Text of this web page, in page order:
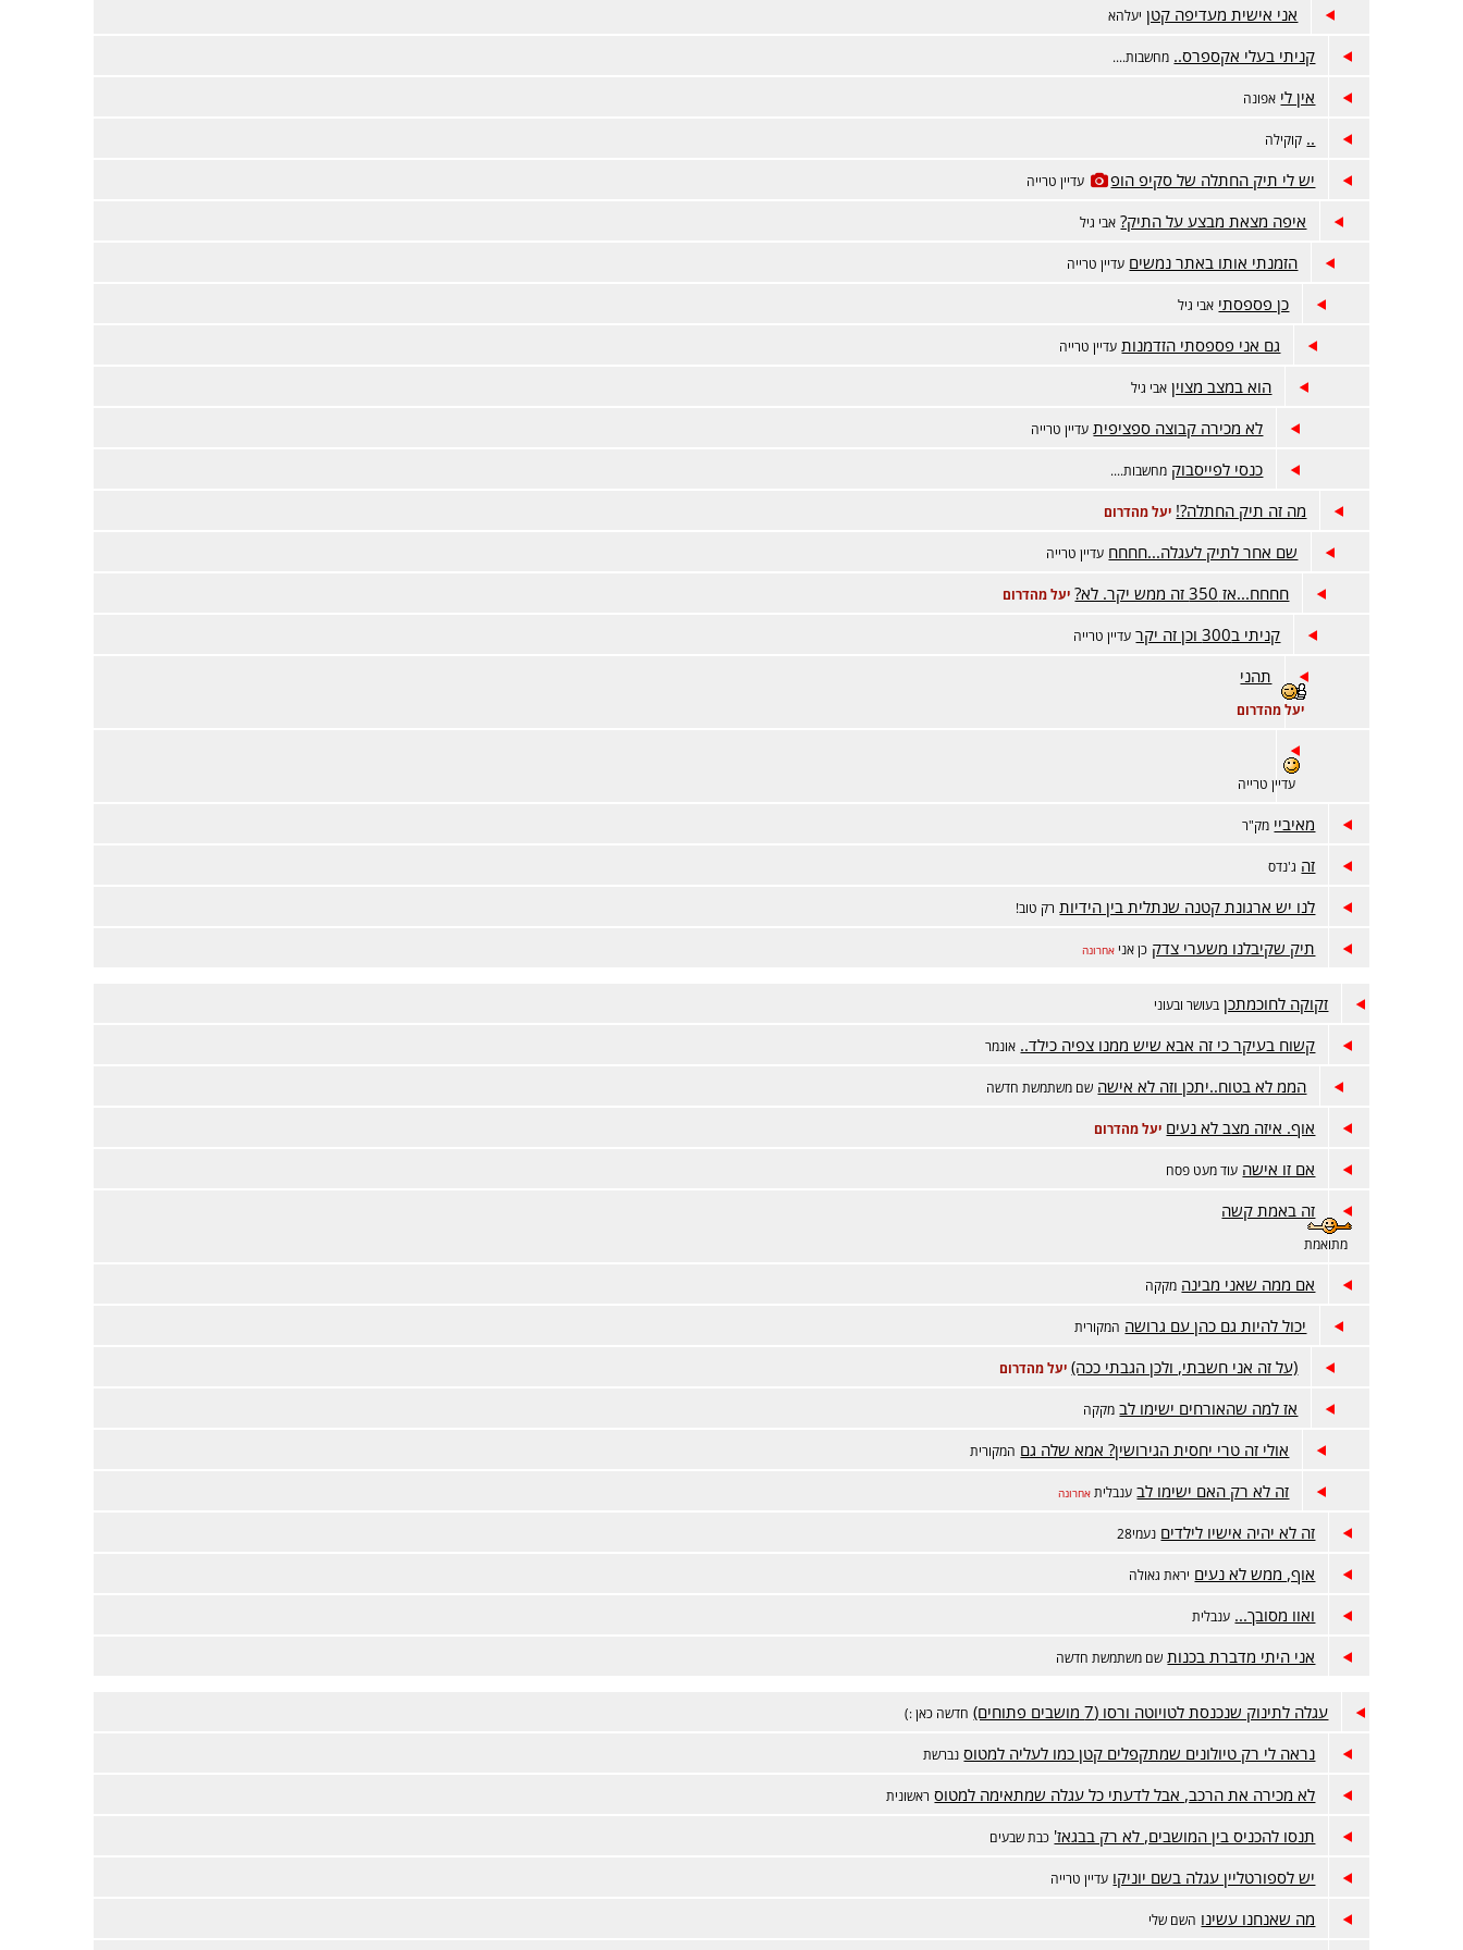
אני אישית מעדיפה קטן יעלהא
קניתי בעלי אקספרס.. מחשבות....
אין לי אפונה
.. קוקילה
יש לי תיק החתלה של סקיפ הופ עדיין טרייה
איפה מצאת מבצע על התיק? אבי גיל
הזמנתי אותו באתר נמשים עדיין טרייה
כן פספסתי אבי גיל
גם אני פספסתי הזדמנות עדיין טרייה
הוא במצב מצוין אבי גיל
לא מכירה קבוצה ספציפית עדיין טרייה
כנסי לפייסבוק מחשבות....
מה זה תיק החתלה?! יעל מהדרום
שם אחר לתיק לעגלה...חחחח עדיין טרייה
חחחח...אז 350 זה ממש יקר. לא? יעל מהדרום
קניתי ב300 וכן זה יקר עדיין טרייה
תהני
יעל מהדרום
עדיין טרייה
מאיביי מק"ר
זה ג'נדס
לנו יש ארגונת קטנה שנתלית בין הידיות רק טוב!
תיק שקיבלנו משערי צדק כן אני אחרונה
זקוקה לחוכמתכן בעושר ובעוני
קשוח בעיקר כי זה אבא שיש ממנו צפיה כילד.. אונמר
הממ לא בטוח..יתכן וזה לא אישה שם משתמשת חדשה
אוף. איזה מצב לא נעים יעל מהדרום
אם זו אישה עוד מעט פסח
זה באמת קשה
מתואמת
אם ממה שאני מבינה מקקה
יכול להיות גם כהן עם גרושה המקורית
(על זה אני חשבתי, ולכן הגבתי ככה) יעל מהדרום
אז למה שהאורחים ישימו לב מקקה
אולי זה טרי יחסית הגירושין? אמא שלה גם המקורית
זה לא רק האם ישימו לב ענבלית אחרונה
זה לא יהיה אישיו לילדים נעמי28
אוף, ממש לא נעים יראת גאולה
ואוו מסובך... ענבלית
אני היתי מדברת בכנות שם משתמשת חדשה
עגלה לתינוק שנכנסת לטויוטה ורסו (7 מושבים פתוחים) חדשה כאן :)
נראה לי רק טיולונים שמתקפלים קטן כמו לעליה למטוס נברשת
לא מכירה את הרכב, אבל לדעתי כל עגלה שמתאימה למטוס ראשונית
תנסו להכניס בין המושבים, לא רק בבגאז' כבת שבעים
יש לספורטליין עגלה בשם יוניקו עדיין טרייה
מה שאנחנו עשינו השם שלי